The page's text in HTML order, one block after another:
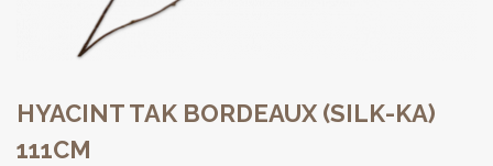
HYACINT TAK BORDEAUX (SILK-KA)
111CM